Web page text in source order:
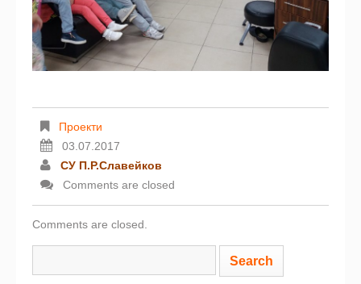
Проекти
03.07.2017
СУ П.Р.Славейков
Comments are closed
Comments are closed.